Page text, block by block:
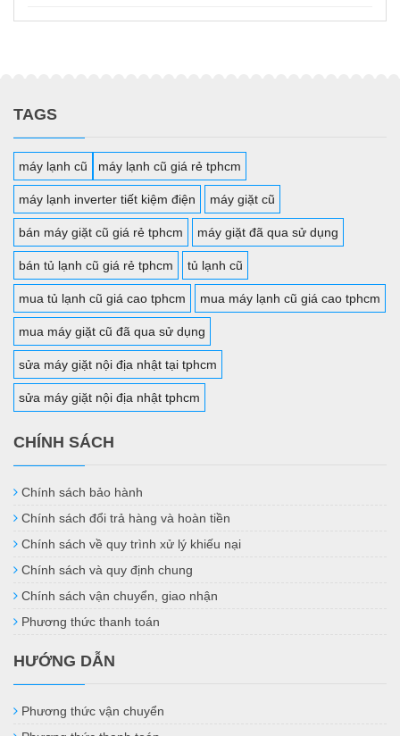
TAGS
máy lạnh cũ máy lạnh cũ giá rẻ tphcm
máy lạnh inverter tiết kiệm điện máy giặt cũ
bán máy giặt cũ giá rẻ tphcm máy giặt đã qua sử dụng
bán tủ lạnh cũ giá rẻ tphcm tủ lạnh cũ
mua tủ lạnh cũ giá cao tphcm mua máy lạnh cũ giá cao tphcm
mua máy giặt cũ đã qua sử dụng
sửa máy giặt nội địa nhật tại tphcm
sửa máy giặt nội địa nhật tphcm
CHÍNH SÁCH
Chính sách bảo hành
Chính sách đổi trả hàng và hoàn tiền
Chính sách về quy trình xử lý khiếu nại
Chính sách và quy định chung
Chính sách vận chuyển, giao nhận
Phương thức thanh toán
HƯỚNG DẪN
Phương thức vận chuyển